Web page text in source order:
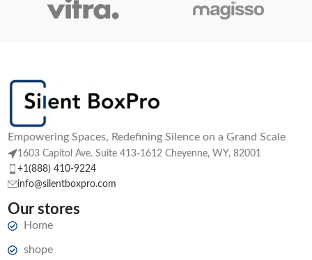
Empowering Spaces, Redefining Silence on a Grand Scale
1603 Capitol Ave. Suite 413-1612 Cheyenne, WY, 82001
+1(888) 410-9224
info@silentboxpro.com
Our stores
Home
shope